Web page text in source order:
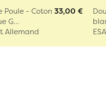
Poule - Coton
G...
Allemand
33,00 €